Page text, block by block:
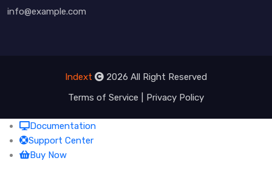
info@example.com
Indext
2026 All Right Reserved
Terms of Service
Privacy Policy
Documentation
Support Center
Buy Now